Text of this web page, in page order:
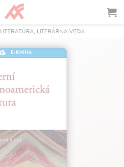
LITERATÚRA, LITERÁRNA VEDA
E-KNIHA